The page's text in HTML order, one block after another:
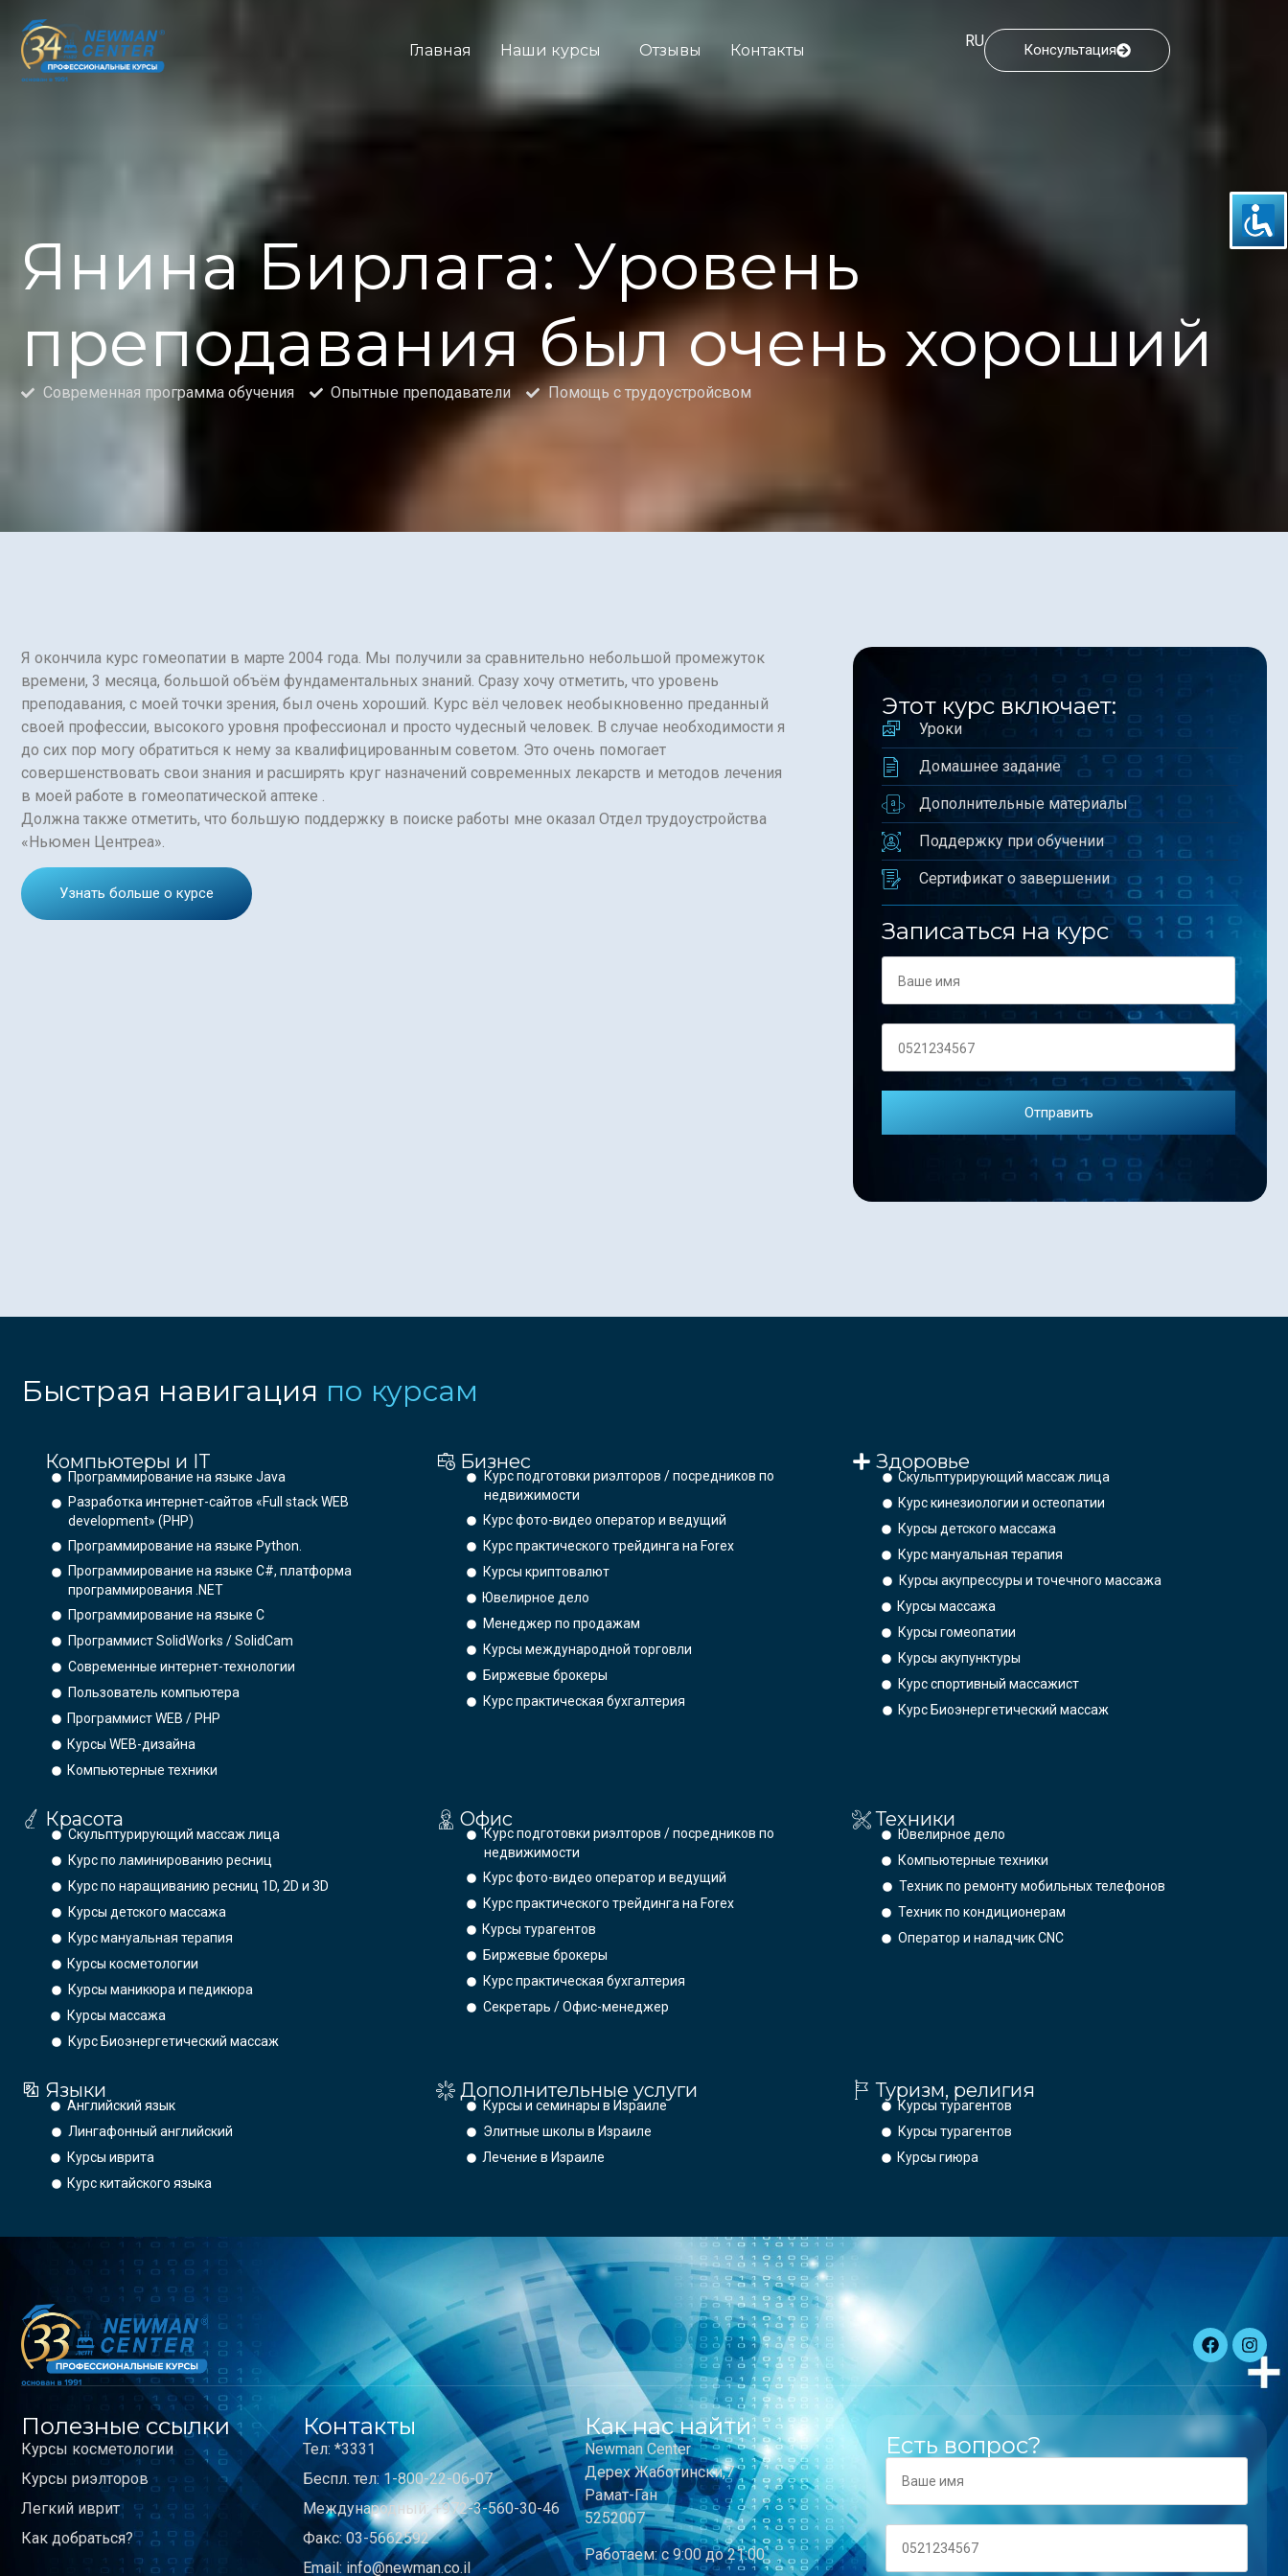
Главная Наши курсы Отзывы Контакты
RU
Консультация
Янина Бирлага: Уровень
преподавания был очень хороший
Современная программа обучения Опытные преподаватели Помощь с трудоустройсвом
Я окончила курс гомеопатии в марте 2004 года. Мы получили за сравнительно небольшой промежуток
времени, 3 месяца, большой объём фундаментальных знаний. Сразу хочу отметить, что уровень
преподавания, с моей точки зрения, был очень хороший. Курс вёл человек необыкновенно преданный
своей профессии, высокого уровня профессионал и просто чудесный человек. В случае необходимости я
до сих пор могу обратиться к нему за квалифицированным советом. Это очень помогает
совершенствовать свои знания и расширять круг назначений современных лекарств и методов лечения
в моей работе в гомеопатической аптеке .
Должна также отметить, что большую поддержку в поиске работы мне оказал Отдел трудоустройства
«Ньюмен Центреа».
Узнать больше о курсе
Этот курс включает:
Уроки
Домашнее задание
Дополнительные материалы
Поддержку при обучении
Сертификат о завершении
Записаться на курс
Быстрая навигация по курсам
Компьютеры и IT
Программирование на языке Java
Разработка интернет-сайтов «Full stack WEB
development» (PHP)
Программирование на языке Python.
Программирование на языке C#, платформа
программирования .NET
Программирование на языке С
Программист SolidWorks / SolidCam
Современные интернет-технологии
Пользователь компьютера
Программист WEB / PHP
Курсы WEB-дизайна
Компьютерные техники
Бизнес
Курс подготовки риэлторов / посредников по
недвижимости
Курс фото-видео оператор и ведущий
Курс практического трейдинга на Forex
Курсы криптовалют
Ювелирное дело
Менеджер по продажам
Курсы международной торговли
Биржевые брокеры
Курс практическая бухгалтерия
Здоровье
Скульптурирующий массаж лица
Курс кинезиологии и остеопатии
Курсы детского массажа
Курс мануальная терапия
Курсы акупрессуры и точечного массажа
Курсы массажа
Курсы гомеопатии
Курсы акупунктуры
Курс спортивный массажист
Курс Биоэнергетический массаж
Красота
Скульптурирующий массаж лица
Курс по ламинированию ресниц
Курс по наращиванию ресниц 1D, 2D и 3D
Курсы детского массажа
Курс мануальная терапия
Курсы косметологии
Курсы маникюра и педикюра
Курсы массажа
Курс Биоэнергетический массаж
Офис
Курс подготовки риэлторов / посредников по
недвижимости
Курс фото-видео оператор и ведущий
Курс практического трейдинга на Forex
Курсы турагентов
Биржевые брокеры
Курс практическая бухгалтерия
Секретарь / Офис-менеджер
Техники
Ювелирное дело
Компьютерные техники
Техник по ремонту мобильных телефонов
Техник по кондиционерам
Оператор и наладчик CNC
Языки
Английский язык
Лингафонный английский
Курсы иврита
Курс китайского языка
Дополнительные услуги
Курсы и семинары в Израиле
Элитные школы в Израиле
Лечение в Израиле
Туризм, религия
Курсы турагентов
Курсы турагентов
Курсы гиюра
Полезные ссылки
Курсы косметологии
Курсы риэлторов
Легкий иврит
Как добраться?
Контакты
Тел: *3331
Беспл. тел: 1-800-22-06-07
Международный: +972-3-560-30-46
Факс: 03-5662592
Email: info@newman.co.il
Как нас найти
Newman Center
Дерех Жаботински,7
Рамат-Ган
5252007
Работаем: с 9:00 до 21:00
Есть вопрос?